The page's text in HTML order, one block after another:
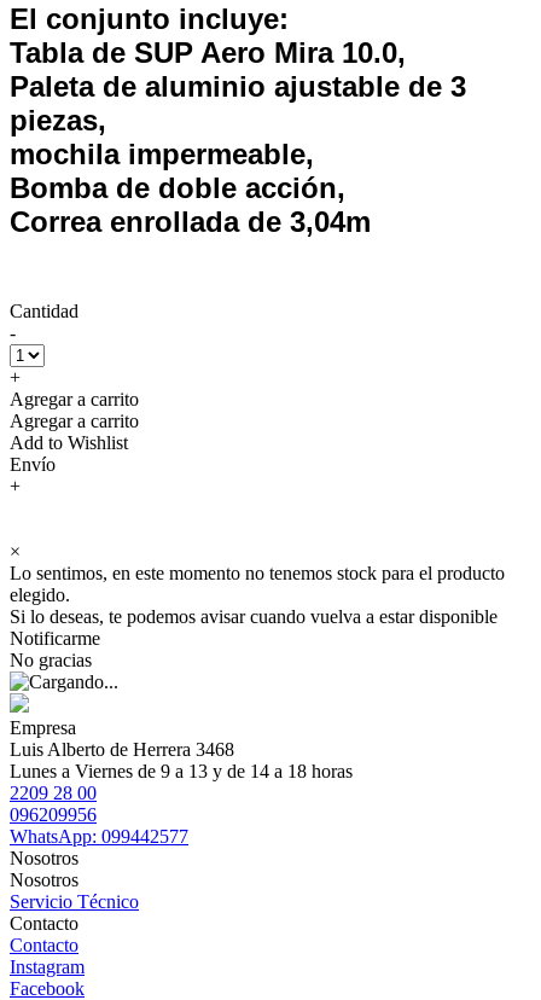
El conjunto incluye:
Tabla de SUP Aero Mira 10.0,
Paleta de aluminio ajustable de 3
piezas,
mochila impermeable,
Bomba de doble acción,
Correa enrollada de 3,04m
Cantidad
-
+
Agregar a carrito
Agregar a carrito
Add to Wishlist
Envío
+
×
Lo sentimos, en este momento no tenemos stock para el producto
elegido.
Si lo deseas, te podemos avisar cuando vuelva a estar disponible
Notificarme
No gracias
Empresa
Luis Alberto de Herrera 3468
Lunes a Viernes de 9 a 13 y de 14 a 18 horas
2209 28 00
096209956
WhatsApp: 099442577
Nosotros
Nosotros
Servicio Técnico
Contacto
Contacto
Instagram
Facebook